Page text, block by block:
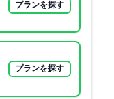
プランを探す
プランを探す